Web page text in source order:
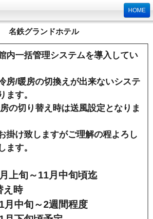
HOME
名鉄グランドホテル
内一括管理システムを導入してい
房/暖房の切換えが出来ないシステ
ます。
の切り替え時は送風設定となりま
掛け致しますがご理解の程よろし
ます。
上旬～11月中旬頃迄
え時
月中旬～2週間程度